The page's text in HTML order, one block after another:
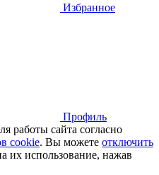
Избранное
Профиль
работы сайта согласно
cookie. Вы можете отключить
их использование, нажав